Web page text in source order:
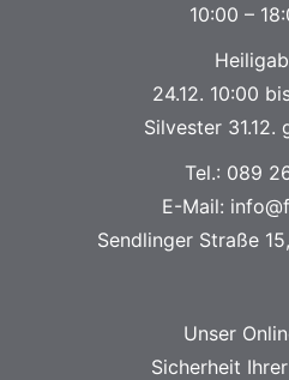
10:00 –
24.12. 10:00
Silvester 31.12.
Tel.: 089
E-Mail:
Sendlinger Straße
Unser
Sicherheit